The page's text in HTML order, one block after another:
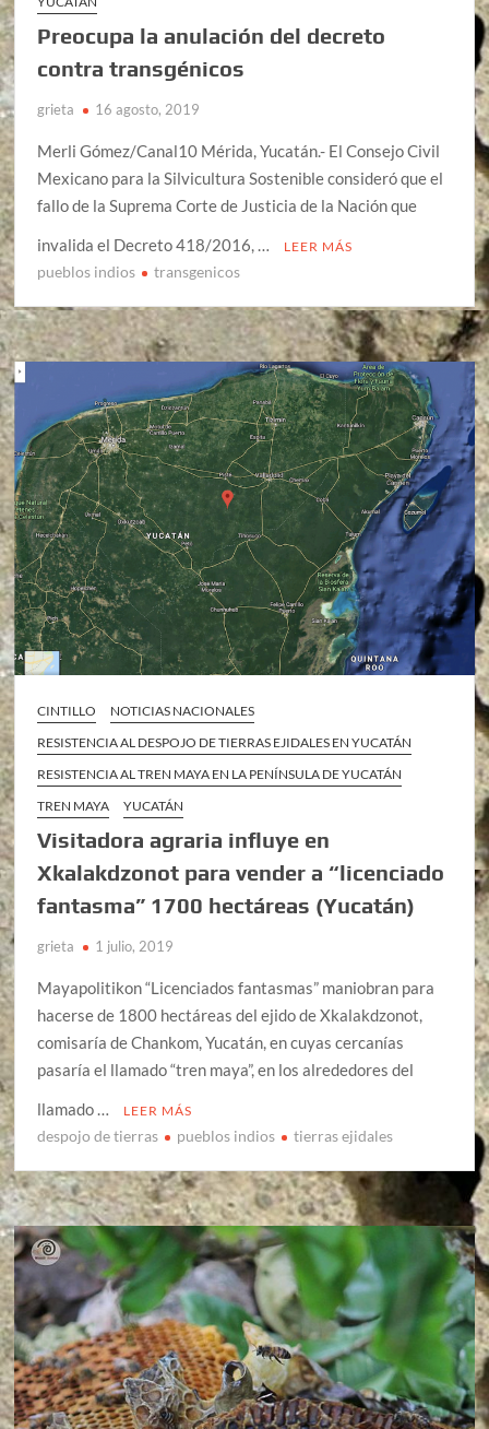
Preocupa la anulación del decreto
contra transgénicos
grieta 16 agosto, 2019
Merli Gómez/Canal10 Mérida, Yucatán.- El Consejo Civil
Mexicano para la Silvicultura Sostenible consideró que el
fallo de la Suprema Corte de Justicia de la Nación que
invalida el Decreto 418/2016, …
LEER MÁS
pueblos indios transgenicos
CINTILLO
NOTICIAS NACIONALES
RESISTENCIA AL DESPOJO DE TIERRAS EJIDALES EN YUCATÁN
RESISTENCIA AL TREN MAYA EN LA PENÍNSULA DE YUCATÁN
TREN MAYA
YUCATÁN
Visitadora agraria influye en
Xkalakdzonot para vender a “licenciado
fantasma” 1700 hectáreas (Yucatán)
grieta 1 julio, 2019
Mayapolitikon “Licenciados fantasmas” maniobran para
hacerse de 1800 hectáreas del ejido de Xkalakdzonot,
comisaría de Chankom, Yucatán, en cuyas cercanías
pasaría el llamado “tren maya”, en los alrededores del
llamado …
LEER MÁS
despojo de tierras pueblos indios tierras ejidales